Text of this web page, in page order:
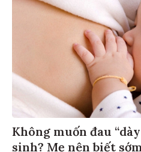
Không muốn đau
sinh? Mẹ nên biết